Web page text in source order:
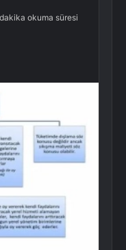
okuma süresi